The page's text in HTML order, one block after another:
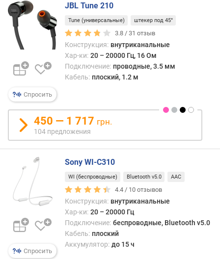
я
и
а
б
е
л
я
(
м
д
у
с
е
Спросить
JBL Tune 210
Tune (универсальные) штекер под 45°
3.8 /31 отзыв
Конструкция: внутриканальные
Хар-ки: 20 – 20000 Гц, 16 Ом
Подключение: проводные, 3.5 мм
Кабель: плоский, 1.2 м
450 — 1 717 грн.
104 предложения
Спросить
Sony WI-C310
WI (беспроводные) Bluetooth v5.0 AAC
4.4 / 10 отзывов
Конструкция: внутриканальные
Хар-ки: 20 – 20000 Гц
Подключение: беспроводные, Bluetooth v5.0
Кабель: плоский
Аккумулятор: до 15 ч